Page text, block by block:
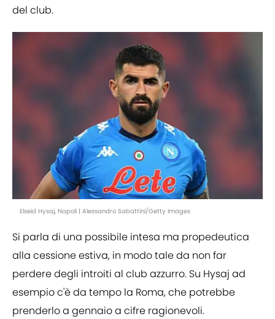
del club.
Elseid Hysaj, Napoli | Alessandro Sabattini/Getty Images
Si parla di una possibile intesa ma propedeutica
alla cessione estiva, in modo tale da non far
perdere degli introiti al club azzurro. Su Hysaj ad
esempio c'è da tempo la Roma, che potrebbe
prenderlo a gennaio a cifre ragionevoli.